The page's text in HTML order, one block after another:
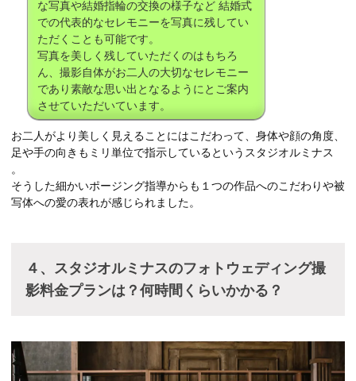
な写真や結婚指輪の交換の様子など 結婚式
での代表的なセレモニーを写真に残してい
ただくことも可能です。
写真を美しく残していただくのはもちろ
ん、撮影自体がお二人の大切なセレモニー
であり素敵な思い出となるようにとご案内
させていただいています。
お二人がより美しく見えることにはこだわって、身体や顔の角度、
足や手の向きもミリ単位で指示しているというスタジオルミナス
。
そうした細かいポージング指導からも１つの作品へのこだわりや被
写体への愛の表れが感じられました。
４、スタジオルミナスのフォトウェディング撮
影料金プランは？何時間くらいかかる？